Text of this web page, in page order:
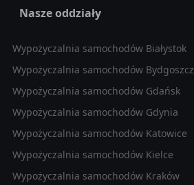
Nasze oddziały
Wypożyczalnia samochodów Białystok
Wypożyczalnia samochodów Bydgoszcz
Wypożyczalnia samochodów Gdańsk
Wypożyczalnia samochodów Gdynia
Wypożyczalnia samochodów Katowice
Wypożyczalnia samochodów Kielce
Wypożyczalnia samochodów Kraków